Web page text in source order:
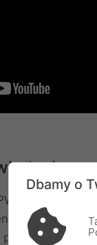
oferują
z jasnym z
przodu
Dbamy o